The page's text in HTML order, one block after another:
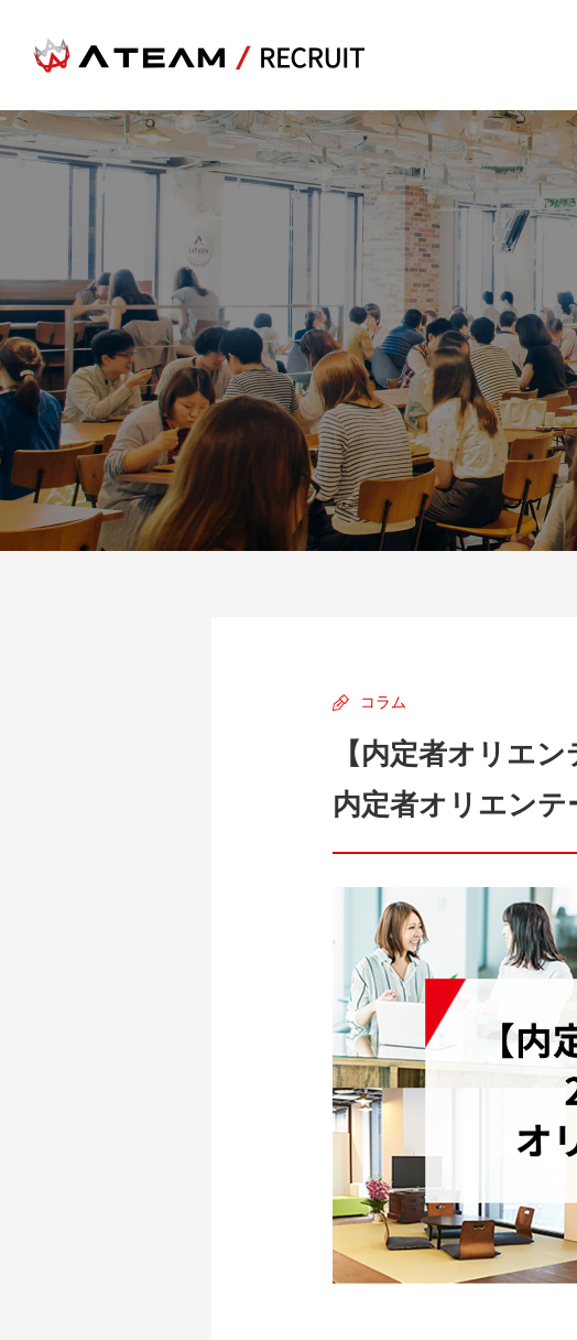
コラム
【内定者オリエ
内定者オリエン